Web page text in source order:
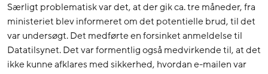
Særligt problematisk var det, at der gik ca. tre måneder, fra
ministeriet blev informeret om det potentielle brud, til det
var undersøgt. Det medførte en forsinket anmeldelse til
Datatilsynet. Det var formentlig også medvirkende til, at det
ikke kunne afklares med sikkerhed, hvordan e-mailen var